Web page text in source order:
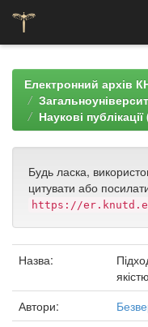
navigationЕлектронний архів
Наукові публікації
Будь ласка,
цитувати або
https://
Назва:
Автори: